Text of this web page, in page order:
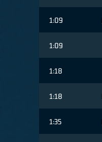
1:09
1:09
1:18
1:18
1:35